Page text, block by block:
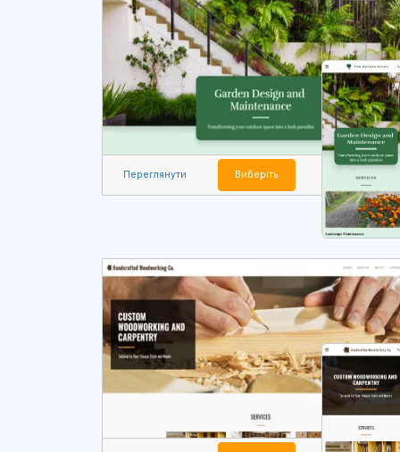
Переглянути Виберіть